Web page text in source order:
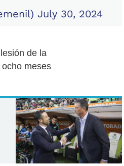
July 30, 2024
de la
meses